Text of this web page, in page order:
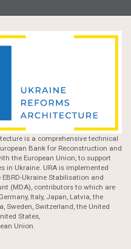
is a comprehensive technical
Bank for Reconstruction and
the European Union, to support
in Ukraine. URA is implemented
Ukraine Stabilisation and
(MDA), contributors to which are
Italy, Japan, Latvia, the
Sweden, Switzerland, the United
States,
Union.